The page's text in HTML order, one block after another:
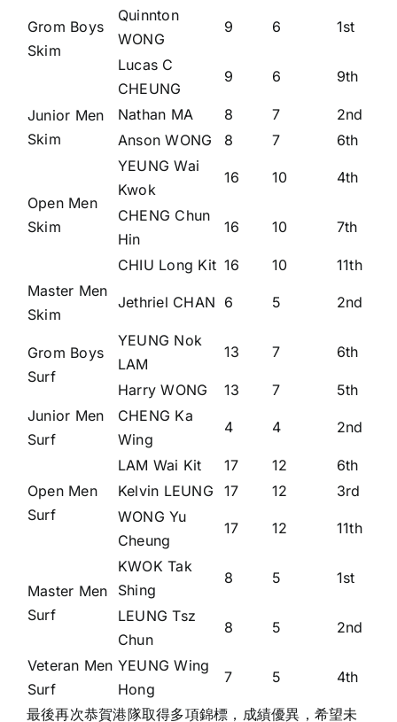
Grom Boys
Skim
Quinnton
WONG
9 6 1st
Lucas C
CHEUNG
9 6 9th
Junior Men
Skim
Nathan MA 8 7
2nd
Anson WONG
8 7 6th
Open Men
Skim
YEUNG Wai
Kwok
16 10 4th
CHENG Chun
Hin
16 10 7th
CHIU Long Kit 16 10
11th
Master Men
Skim
Jethriel CHAN 6 5 2nd
Grom Boys
Surf
YEUNG Nok
LAM
13 7 6th
Harry WONG 13 7
5th
Junior Men
Surf
CHENG Ka
Wing
4 4 2nd
Open Men
Surf
LAM Wai Kit 17 12
6th
Kelvin LEUNG
17 12
3rd
WONG Yu
Cheung
17 12 11th
Master Men
Surf
KWOK Tak
Shing
8 5 1st
LEUNG Tsz
Chun
8 5 2nd
Veteran Men
Surf
YEUNG Wing
Hong
7 5 4th
最後再次恭賀港隊取得多項錦標，成績優異，希望未